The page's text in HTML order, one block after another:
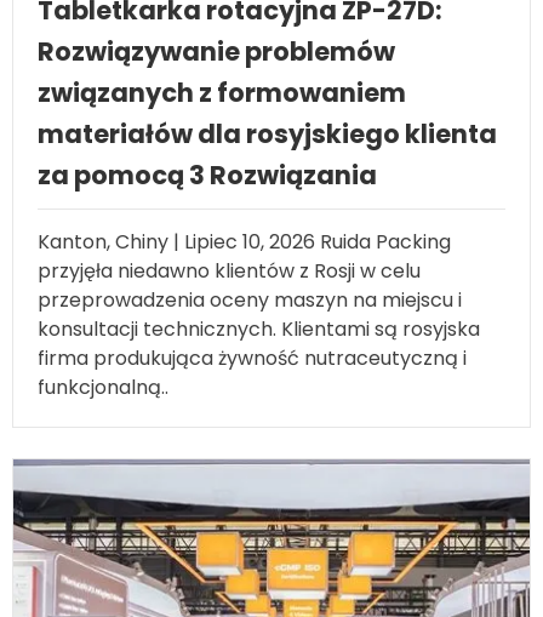
Rozwiązywanie problemów
związanych z formowaniem
materiałów dla rosyjskiego klienta
za pomocą 3 Rozwiązania
Kanton, Chiny | Lipiec 10, 2026 Ruida Packing
przyjęła niedawno klientów z Rosji w celu
przeprowadzenia oceny maszyn na miejscu i
konsultacji technicznych. Klientami są rosyjska
firma produkująca żywność nutraceutyczną i
funkcjonalną..